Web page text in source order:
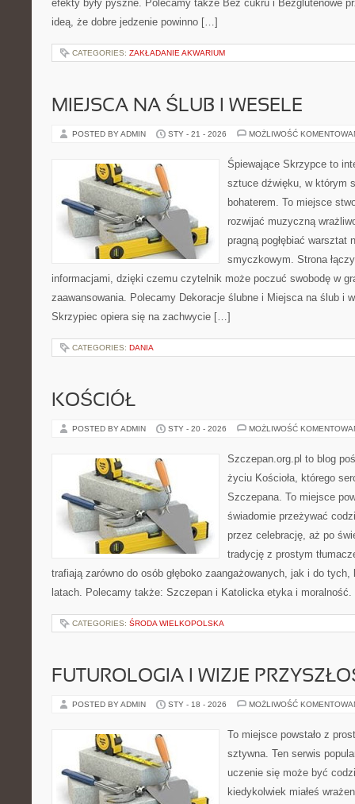
efekty były pyszne. Polecamy także Bez cukru i Bezglutenowe
ideą, że dobre jedzenie powinno […]
CATEGORIES: ZAKŁADANIE AKWARIUM
MIEJSCA NA ŚLUB I WESELE
POSTED BY ADMIN STY - 21 - 2026 MOŻLIWOŚĆ
Śpiewające Skrzypce to
sztuce dźwięku, w którym
bohaterem. To miejsce
rozwijać muzyczną
pragną pogłębiać warsztat
smyczkowym. Strona
informacjami, dzięki czemu czytelnik może poczuć swobodę w
zaawansowania. Polecamy Dekoracje ślubne i Miejsca na ślub i
Skrzypiec opiera się na zachwycie […]
CATEGORIES: DANIA
KOŚCIÓŁ
POSTED BY ADMIN STY - 20 - 2026 MOŻLIWOŚĆ
Szczepan.org.pl to blog
życiu Kościoła, którego
Szczepana. To miejsce
świadomie przeżywać
przez celebrację, aż po
tradycję z prostym
trafiają zarówno do osób głęboko zaangażowanych, jak i do
latach. Polecamy także: Szczepan i Katolicka etyka i
CATEGORIES: ŚRODA WIELKOPOLSKA
FUTUROLOGIA I WIZJE
POSTED BY ADMIN STY - 18 - 2026 MOŻLIWOŚĆ
To miejsce powstało z
sztywna. Ten serwis
uczenie się może być
kiedykolwiek miałeś